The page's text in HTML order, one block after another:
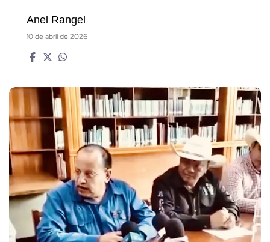
Anel Rangel
10 de abril de 2026